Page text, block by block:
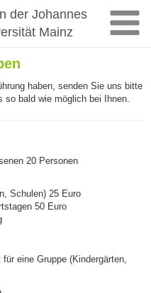
der Johannes
Mainz
haben, senden Sie uns bitte
so bald wie möglich bei Ihnen.
20 Personen
Schulen) 25 Euro
50 Euro
eine Gruppe (Kindergärten,